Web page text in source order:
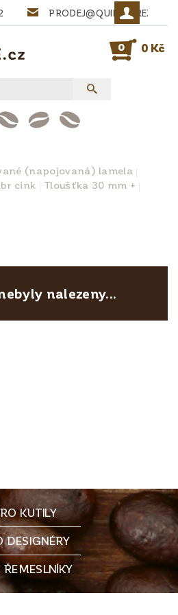
PRODEJ@QUINTA-
0 0 Kč
(napojovaná) lamela
cink
Tloušťka 30 mm +
nalezeny...
KUTILY
DESIGNÉRY
ŘEMESLNÍKY